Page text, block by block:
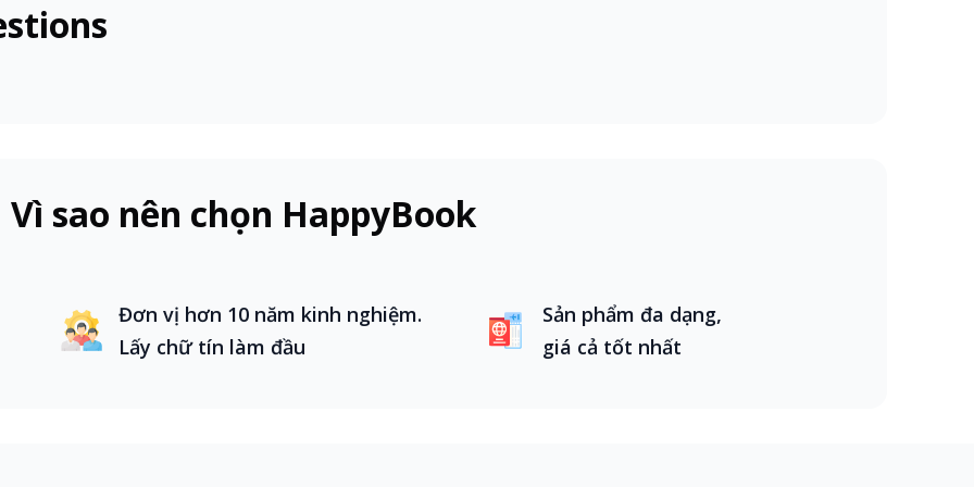
là bước đầu tiên giúp bạn mở cánh cửa đến với thế giới. Việc hiểu rõ loại visa phù hợp sẽ giúp bạn
nước ngoài, giúp bạn nhập cảnh nhanh chóng mà không cần phải đến đại sứ quán.
vụ làm visa du học dài hạn và visa du học nghề cho các quốc gia như Úc, Mỹ, Anh, Canada và Pháp.
bạn sẽ được hỗ trợ từ khâu chuẩn bị hồ sơ đến khi nhận visa, giúp mọi thủ tục trở nên đơn giản
bạn sự an tâm và thuận tiện trong từng chuyến đi.
Vì sao nên chọn HappyBook
Đơn vị hơn 10 năm kinh nghiệm.
Lấy chữ tín làm đầu
Sản phẩm đa dạng,
giá cả tốt nhất